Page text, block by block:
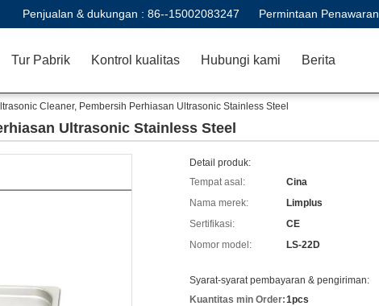
Penjualan & dukungan : 86--15002083247 Permintaan Penawaran
Tur Pabrik Kontrol kualitas Hubungi kami Berita
Cleaner, Pembersih Perhiasan Ultrasonic Stainless Steel
Ultrasonic Stainless Steel
Detail produk:
Tempat asal:
Cina
Nama merek:
Limplus
Sertifikasi:
CE
Nomor model:
LS-22D
Syarat-syarat pembayaran & pengiriman:
Kuantitas min Order:1pcs